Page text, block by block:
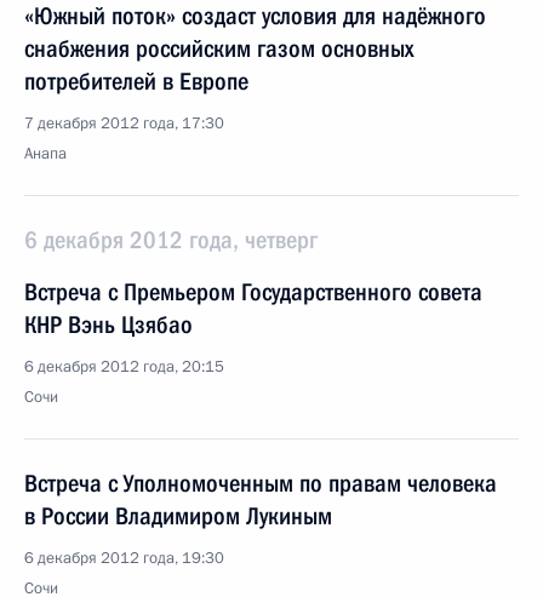
«Южный поток» создаст условия для надёжного
снабжения российским газом основных
потребителей в Европе
7 декабря 2012 года, 17:30
Анапа
6 декабря 2012 года, четверг
Встреча с Премьером Государственного совета
КНР Вэнь Цзябао
6 декабря 2012 года, 20:15
Сочи
Встреча с Уполномоченным по правам человека
в России Владимиром Лукиным
6 декабря 2012 года, 19:30
Сочи